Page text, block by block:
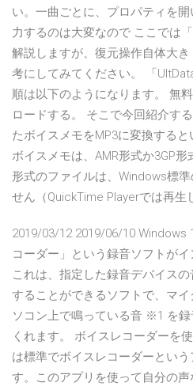
い。一曲ごとに、プロパティを
力するのは大変なので ここでは
解説しますが、復元操作自体大
考にしてみてください。 「
順は以下のようになります。 無
ロードする。 そこで今回紹介す
たボイスメモをMP3に変換する
ボイスメモは、AMR形式か3GP
形式のファイルは、Windows標
せん（QuickTime Playerでは再生
2019/03/12 2019/06/10 Windows
コーダー」という録音ソフトがイ
これは、指定した録音デバイス
することができるソフトで、マ
ソコン上で鳴っている音 ※1 を
くれます。 ボイスレコーダーを
は標準でボイスレコーダーとい
す。このアプリを使って自分の